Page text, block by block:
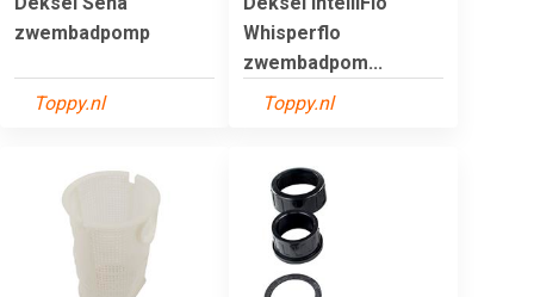
zwembadpomp
Toppy.nl
Whisperflo
zwembadpom...
Toppy.nl